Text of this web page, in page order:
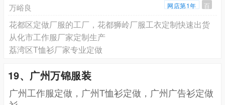
万峪良 网店第1年 百
花都区定做厂服的工厂，花都狮岭厂服工衣定制快速出货
从化市工作服厂家定制生产
荔湾区T恤衫厂家专业定做
19、广州万锦服装
广州工作服定做，广州T恤衫定做，广州广告衫定做